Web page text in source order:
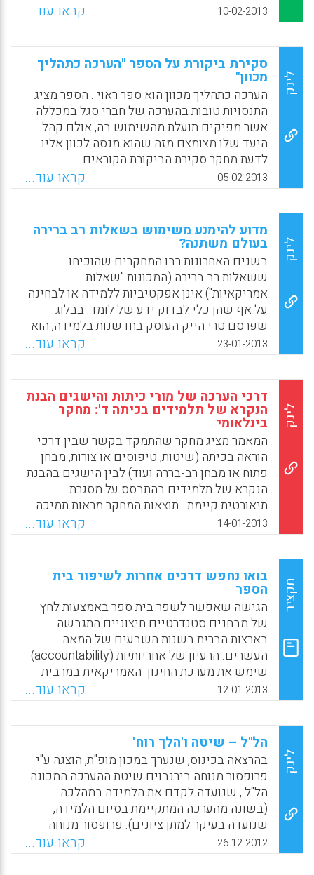
ובפיתוח קריטריונים להערכה והטווח הארוך של
התוצאות המצופות מביאים את המערכת למאמצי
שיפור מיידי, למדידת הישגים פורמאליים
ולהגדלת שיעור הזכאים לתעודת בגרות. כל אלה,
תוך פיתוח תת תרבות של הישגיות שתרומתה
להשגת המטרות הכוללות של מערכת החינוך
בישראל היא חלקית בלבד. הרי אין קשר, או לכל
היותר קיים קשר זניח בלבד בין תוצאות בחינה
במתמטיקה לבין טיב בוגר מערכת החינוך כאדם
ערכי, נאור, יצירתי ומועיל במדינה ( יאיר בר-קול ) .
WhatsApp
Facebook
Email
X
10-02-2013 קראו עוד...
לינק
סקירת ביקורת על הספר "הערכה כתהליך
מכוון"
הערכה כתהליך מכוון הוא ספר ראוי . הספר מציג
התנסויות טובות בהערכה של חברי סגל במכללה
אשר מפיקים תועלת מהשימוש בה, אולם קהל
היעד שלו מצומצם מזה שהוא מנסה לכוון אליו.
לדעת מחקר סקירת הביקורת הקוראים
הפוטנציאלים של ספר זה הם חברי סגל והנהלה
במוסדות להכשרת מורים (קהל היעד הטבעי של
פרסומי מכון מופ"ת). הללו אינם רוצים בהכרח
להבין מהי הערכה או הערכה בחינוך, אלא
מעוניינים לפתח את תרבות ההערכה במוסד
ההכשרה שלהם ולהפיק תועלת מפעולות הערכה
אשר תתבטא בשיפור ההוראה ותכניות הלימודים (
דוד נבו ).
WhatsApp
Facebook
Email
X
05-02-2013 קראו עוד...
לינק
מדוע להימנע משימוש בשאלות רב ברירה
בעולם משתנה?
בשנים האחרונות רבו המחקרים שהוכיחו
ששאלות רב ברירה (המכונות "שאלות
אמריקאיות") אינן אפקטיביות ללמידה או לבחינה
על אף שהן כלי לבדוק ידע של לומד. בבלוג
שפרסם טרי הייק העוסק בחדשנות בלמידה, הוא
מסביר ששאלות רב ברירה מכניסות את הלומדים
והמלמדים לתבנית של חיפוש אחר תשובה נכונה.
זאת באופן שנוגד את ההתמודדות מול אי הודאות
הנדרשת בלמידה, בפרט בעולם המשתנה של
היום.
WhatsApp
Facebook
Email
X
23-01-2013 קראו עוד...
לינק
דרכי הערכה של מורי כיתות והישגים הבנת
הנקרא של תלמידים בכיתה ד': מחקר
בינלאומי
המאמר מציג מחקר שהתמקד בקשר שבין דרכי
הוראה בכיתה (שיטות, טיפוסים או צורות, מבחן
פתוח או מבחן רב-בררה ועוד) לבין הישגים בהבנת
הנקרא של תלמידים בהתבסס על מסגרת
תיאורטית קיימת . תוצאות המחקר מראות תמיכה
מעורבת במסגרת התיאורטית שנבחרה(Brookhart,
1997 ) ולפיה הקשרים בין השימוש שמורים
עושים בצורות שונות של הערכות לבין העמדות
וההבנה של התלמידים משתנים בין המדינות
שנבדקו ובין שלושה היבטי ההישגים שהוזכרו
במאמר . 2) ייתכן שהממצא החשוב ביותר
מהמחקר הוא שסוגים שונים של פעילויות הערכה
עשויים לתרום ללמידת תלמידים ושהשימוש
בשיטות הערכה אופטימליות אינו אוניברסלי אלא
קשור למדינה זו או אחרת ( Hao, S., Johnson,
R.L) .
14-01-2013 קראו עוד...
תקציר
בואו נחפש דרכים אחרות לשיפור בית
הספר
הגישה שאפשר לשפר בית ספר באמצעות לחץ
של מבחנים סטנדרטיים חיצוניים התגבשה
בארצות הברית בשנות השבעים של המאה
העשרים. הרעיון של אחריותיות (accountability)
שימש את מערכת החינוך האמריקאית במרבית
הרפורמות שלה, ובתחילת המאה העשרים ואחת
אימצה אותו מערכת החינוך הישראלית בהתלהבות
בהתאם להמלצות ועדת דוברת. אבל אנחנו, בניגוד
לאמריקאים, לא ליווינו את יישום רעיון
האחריותיות במחקר מתאים שיבדוק את יעילותו (
דוד נבו) .
WhatsApp
Facebook
Email
X
12-01-2013 קראו עוד...
לינק
הל"ל – שיטה ו'הלך רוח'
בהרצאה בכינוס, שנערך במכון מופ"ת, הוצגה ע"י
פרופסור מנוחה בירנבוים שיטת ההערכה המכונה
הל"ל , שנועדה לקדם את הלמידה במהלכה
(בשונה מהערכה המתקיימת בסיום הלמידה,
שנועדה בעיקר למתן ציונים). פרופסור מנוחה
בירנבוים התייחסה בהרצאתה לעקרונות המפתח
של הל"ל ולמהלכי הפעלתה (מעגל הל"ל) הן
26-12-2012 קראו עוד...